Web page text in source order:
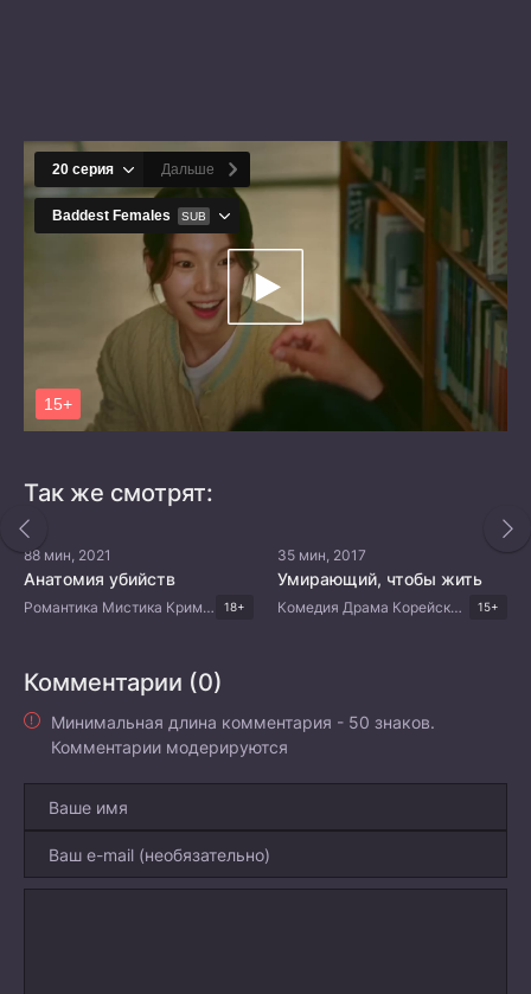
Так же смотрят:
88 мин, 2021
Анатомия убийств
Романтика Мистика Криминал Триллер Корейские дорамы 18+
35 мин, 2017
Умирающий, чтобы жить
Комедия Драма Корейские дорамы 15+
Комментарии (0)
Минимальная длина комментария - 50 знаков.
Комментарии модерируются